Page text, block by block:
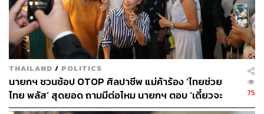
THAILAND / POLITICS
นายกฯ ชวนช้อป OTOP ศิลปาชีพ แม่ค้าร้อง ‘ไทยช่วย
ไทย พลัส’ สุดยอด ถามมีต่อไหม นายกฯ ตอบ ‘เดี๋ยวจะ
พยายาม’
75